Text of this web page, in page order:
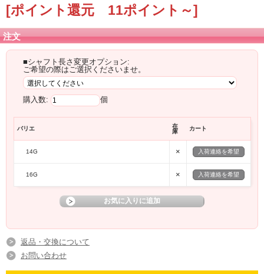
[ポイント還元 11ポイント～]
注文
■シャフト長さ変更オプション:
ご希望の際はご選択くださいませ。
購入数: 個
バリエ
在
庫
カート
14G × 入荷連絡を希望
16G × 入荷連絡を希望
返品・交換について
お問い合わせ